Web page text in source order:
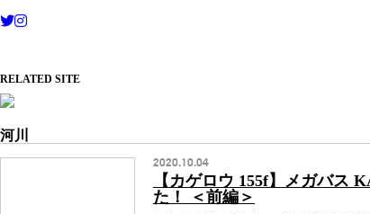
RELATED SITE
河川
2020.10.04
【カゲロウ 155f】メガバス
た！ ＜前編＞